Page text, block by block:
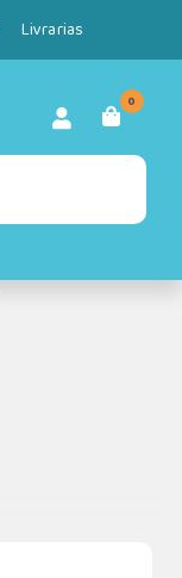
Livrarias
0